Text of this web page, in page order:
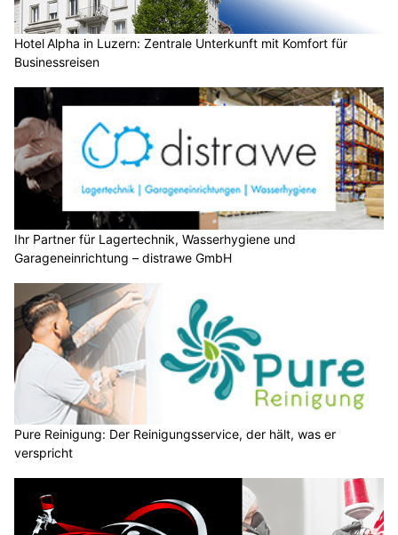
Hotel Alpha in Luzern: Zentrale Unterkunft mit Komfort für
Businessreisen
Ihr Partner für Lagertechnik, Wasserhygiene und
Garageneinrichtung – distrawe GmbH
Pure Reinigung: Der Reinigungsservice, der hält, was er
verspricht